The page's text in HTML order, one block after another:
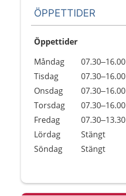
ÖPPETTIDER
Öppettider
Dag
Öppettider
Kommentarer
Måndag
07.30–16.00
Tisdag
07.30–16.00
Onsdag
07.30–16.00
Torsdag
07.30–16.00
Fredag
07.30–13.30
Lördag
Stängt
Söndag
Stängt